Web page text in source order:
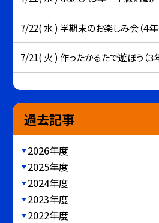
7/22( 水 ) 学期末のお楽しみ会（４
7/21( 火 ) 作ったかるたで遊ぼう（
過去記事
2026年度
2025年度
2024年度
2023年度
2022年度